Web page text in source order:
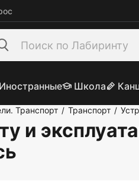
Иностранные Школа
Транспорт / Транспорт /
и